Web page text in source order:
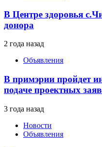
В Центре здоровья
донора
2 года назад
Объявления
В примэрии пройдет
подаче проектных
3 года назад
Новости
Объявления